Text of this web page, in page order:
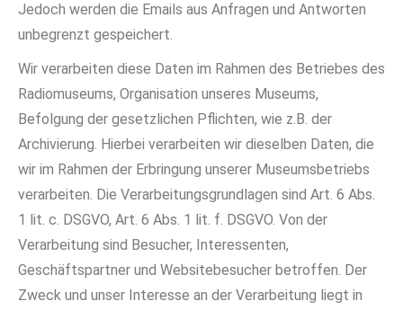
Jedoch werden die Emails aus Anfragen und Antworten
unbegrenzt gespeichert.
Wir verarbeiten diese Daten im Rahmen des Betriebes des
Radiomuseums, Organisation unseres Museums,
Befolgung der gesetzlichen Pflichten, wie z.B. der
Archivierung. Hierbei verarbeiten wir dieselben Daten, die
wir im Rahmen der Erbringung unserer Museumsbetriebs
verarbeiten. Die Verarbeitungsgrundlagen sind Art. 6 Abs.
1 lit. c. DSGVO, Art. 6 Abs. 1 lit. f. DSGVO. Von der
Verarbeitung sind Besucher, Interessenten,
Geschäftspartner und Websitebesucher betroffen. Der
Zweck und unser Interesse an der Verarbeitung liegt in